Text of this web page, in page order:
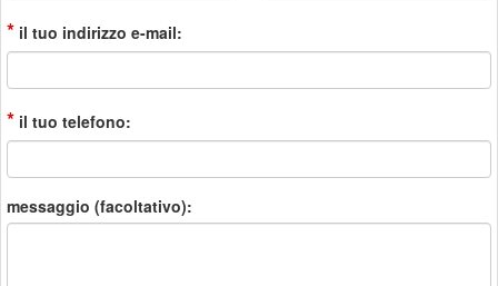
* il tuo indirizzo e-mail:
* il tuo telefono:
messaggio (facoltativo):